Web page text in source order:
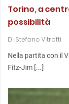
Torino, a
possibilità
Di Stefano Vitrotti
Nella partita con il
Fitz-Jim [...]